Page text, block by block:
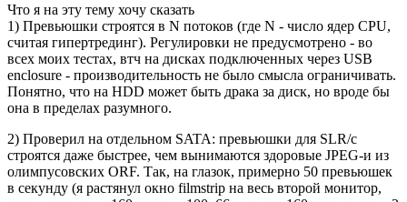
Что я на эту тему хочу сказать
1) Превьюшки строятся в N потоков (где N - число ядер CPU,
считая гипертрединг). Регулировки не предусмотрено - во
всех моих тестах, втч на дисках подключенных через USB
enclosure - производительность не было смысла ограничивать.
Понятно, что на HDD может быть драка за диск, но вроде бы
она в пределах разумного.
2) Проверил на отдельном SATA: превьюшки для SLR/c
строятся даже быстрее, чем вынимаются здоровые JPEG-и из
олимпусовских ORF. Так, на глазок, примерно 50 превьюшек
в секунду (я растянул окно filmstrip на весь второй монитор,